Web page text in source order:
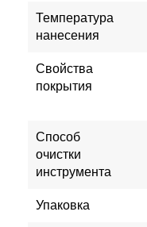
Температура
нанесения
Свойства
покрытия
Способ
очистки
инструмента
Упаковка